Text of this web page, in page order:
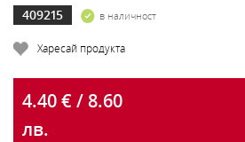
409215 в наличност
Харесай продукта
4.40 € / 8.60
лв.